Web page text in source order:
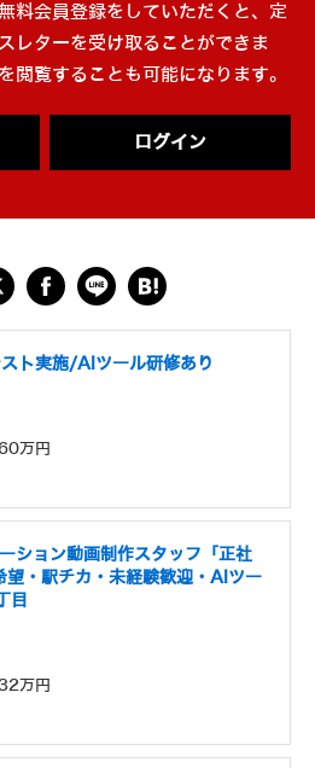
料会員登録をしていただくと、定
レターを受け取ることができま
閲覧することも可能になります。
ログイン
ト実施/AIツール研修あり
万円
ション動画制作スタッフ「正社
望・駅チカ・未経験歓迎・AIツー
目
万円